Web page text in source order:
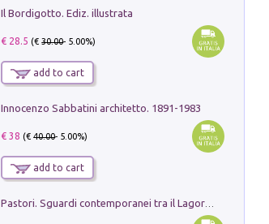
Il Bordigotto. Ediz. illustrata
€ 28.5 (€30.00- 5.00%)
add to cart
Innocenzo Sabbatini architetto. 1891-1983
€ 38 (€40.00- 5.00%)
add to cart